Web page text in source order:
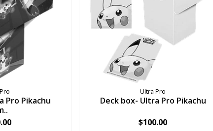
Pro Pikachu
Ultra Pro
Deck box- Ultra Pro Pikachu
$100.00